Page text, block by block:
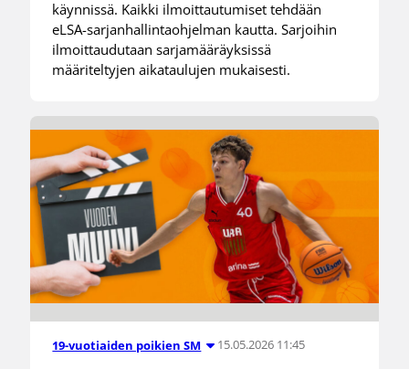
käynnissä. Kaikki ilmoittautumiset tehdään
eLSA-sarjanhallintaohjelman kautta. Sarjoihin
ilmoittaudutaan sarjamääräyksissä
määriteltyjen aikataulujen mukaisesti.
19-vuotiaiden poikien SM 15.05.2026 11:45